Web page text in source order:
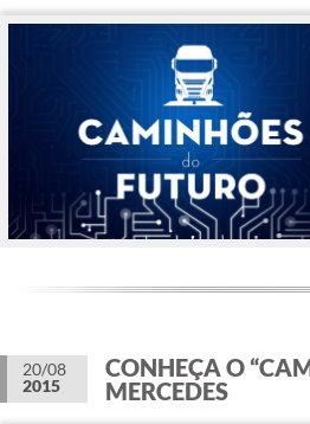
20/08
2015
CONHEÇA O
MERCEDES